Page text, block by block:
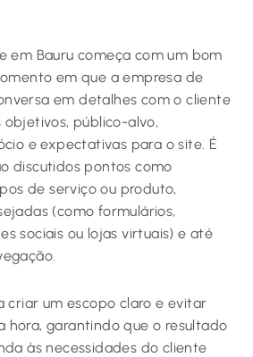
em Bauru começa com um bom
em que a empresa de
em detalhes com o cliente
público-alvo,
e expectativas para o site. É
discutidos pontos como
de serviço ou produto,
(como formulários,
sociais ou lojas virtuais) e até
criar um escopo claro e evitar
hora, garantindo que o resultado
às necessidades do cliente